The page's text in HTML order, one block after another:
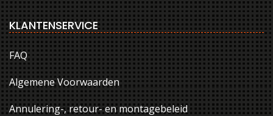
KLANTENSERVICE
FAQ
Algemene Voorwaarden
Annulering-, retour- en montagebeleid